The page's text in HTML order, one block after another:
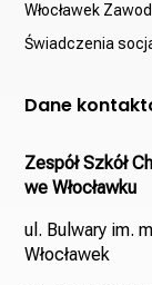
Włocławek
Świadczenia
Dane
Zespół Szkół
we Włocławku
ul. Bulwary im.
Włocławek